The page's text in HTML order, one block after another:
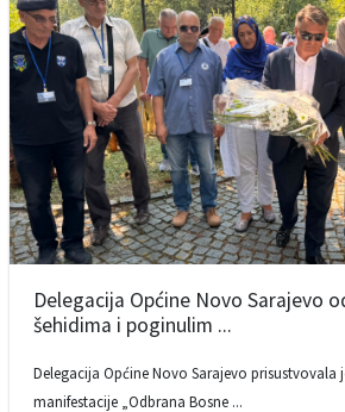
Delegacija Općine Novo Sarajevo
šehidima i poginulim ...
Delegacija Općine Novo Sarajevo prisustvovala
manifestacije „Odbrana Bosne ...